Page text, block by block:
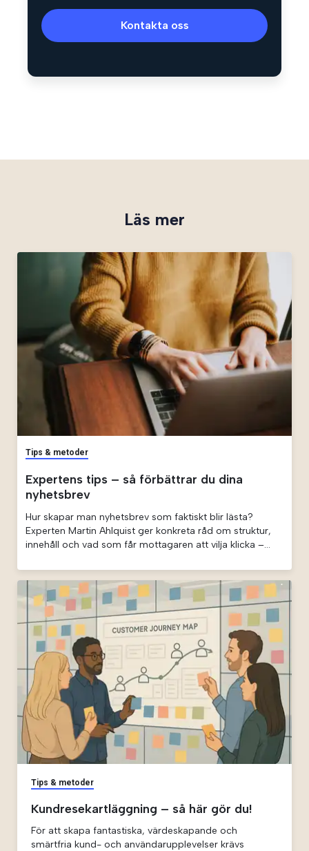
Kontakta oss
Läs mer
Tips & metoder
Expertens tips – så förbättrar du dina
nyhetsbrev
Hur skapar man nyhetsbrev som faktiskt blir lästa?
Experten Martin Ahlquist ger konkreta råd om struktur,
innehåll och vad som får mottagaren att vilja klicka –
Tips & metoder
Kundresekartläggning – så här gör du!
För att skapa fantastiska, värdeskapande och
smärtfria kund- och användarupplevelser krävs